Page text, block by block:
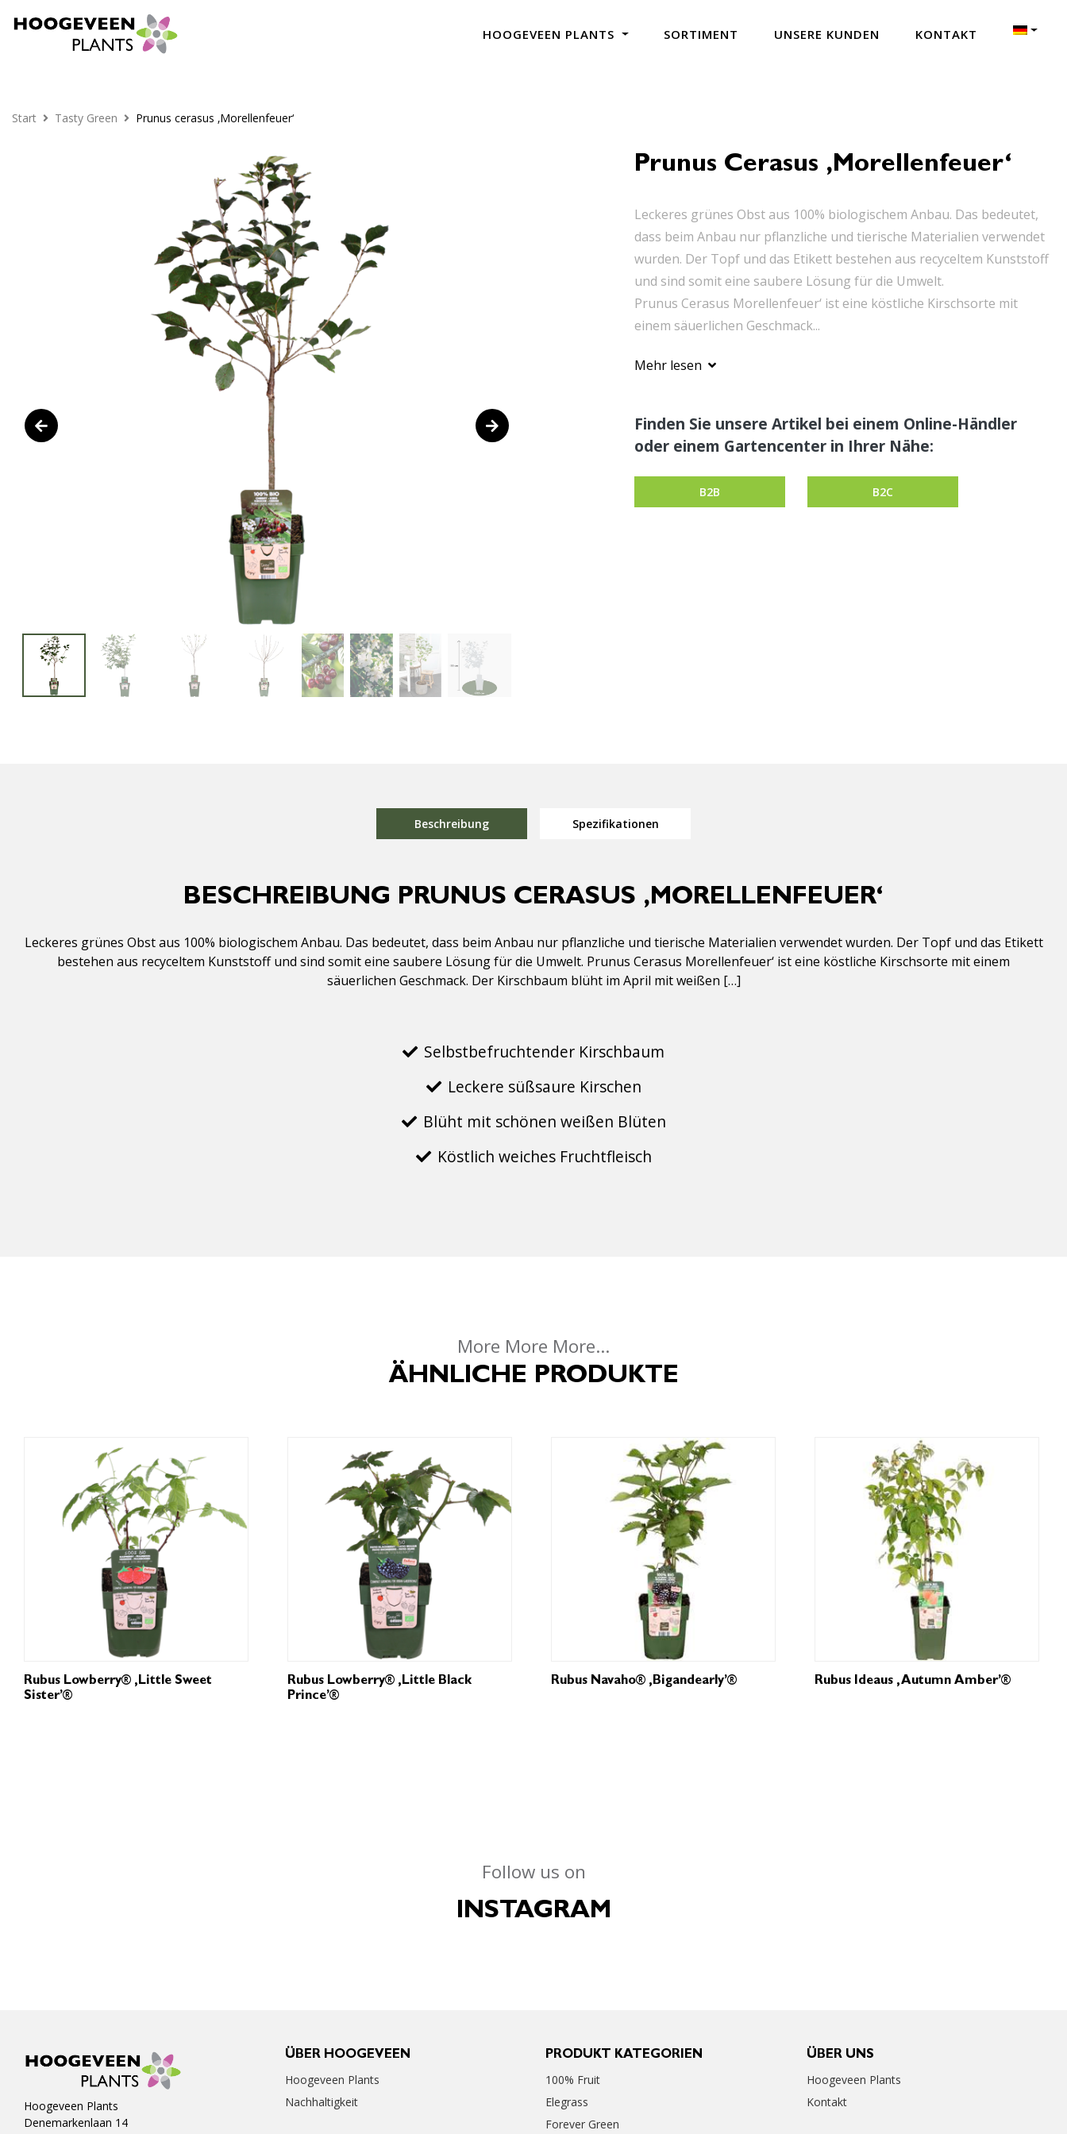
HOOGEVEEN PLANTS SORTIMENT UNSERE KUNDEN KONTAKT
Start Tasty Green Prunus cerasus ‚Morellenfeuer‘
Prunus Cerasus ‚Morellenfeuer‘
Leckeres grünes Obst aus 100% biologischem Anbau. Das bedeutet,
dass beim Anbau nur pflanzliche und tierische Materialien verwendet
wurden. Der Topf und das Etikett bestehen aus recyceltem Kunststoff
und sind somit eine saubere Lösung für die Umwelt.
Prunus Cerasus Morellenfeuer‘ ist eine köstliche Kirschsorte mit
einem säuerlichen Geschmack...
Mehr lesen
Finden Sie unsere Artikel bei einem Online-Händler
oder einem Gartencenter in Ihrer Nähe:
B2B B2C
Beschreibung Spezifikationen
BESCHREIBUNG PRUNUS CERASUS ‚MORELLENFEUER‘
Leckeres grünes Obst aus 100% biologischem Anbau. Das bedeutet, dass beim Anbau nur pflanzliche und tierische Materialien verwendet wurden. Der Topf und das Etikett
bestehen aus recyceltem Kunststoff und sind somit eine saubere Lösung für die Umwelt. Prunus Cerasus Morellenfeuer‘ ist eine köstliche Kirschsorte mit einem
säuerlichen Geschmack. Der Kirschbaum blüht im April mit weißen […]
Selbstbefruchtender Kirschbaum
Leckere süßsaure Kirschen
Blüht mit schönen weißen Blüten
Köstlich weiches Fruchtfleisch
More More More...
ÄHNLICHE PRODUKTE
Rubus Lowberry® ‚Little Sweet
Sister’®
Rubus Lowberry® ‚Little Black
Prince’®
Rubus Navaho® ‚Bigandearly’® Rubus Ideaus ‚Autumn Amber’®
Follow us on
INSTAGRAM
Hoogeveen Plants
Denemarkenlaan 14
ÜBER HOOGEVEEN
Hoogeveen Plants
Nachhaltigkeit
PRODUKT KATEGORIEN
100% Fruit
Elegrass
Forever Green
ÜBER UNS
Hoogeveen Plants
Kontakt